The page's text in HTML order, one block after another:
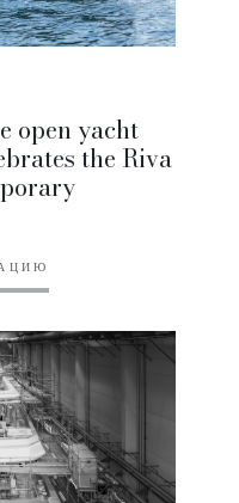
open yacht
the Riva